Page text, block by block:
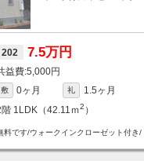
202 7.5万円
5,000円
敷 0ヶ月 礼
1.5ヶ月
1LDK（42.11ｍ2 ）
料です/ウォークインクローゼット付き/